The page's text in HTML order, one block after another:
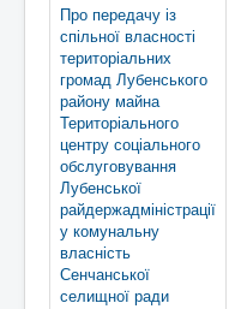
Про передачу із
спільної власності
територіальних
громад Лубенського
району майна
Територіального
центру соціального
обслуговування
Лубенської
райдержадміністрації
у комунальну
власність
Сенчанської
селищної ради